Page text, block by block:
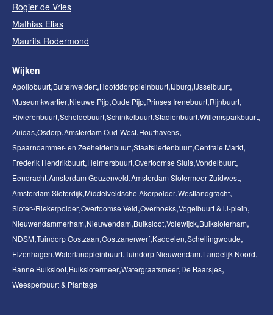
Rogier de Vries
Mathias Elias
Maurits Rodermond
Wijken
Apollobuurt Buitenveldert Hoofddorppleinbuurt IJburg IJsselbuurt
Museumkwartier Nieuwe Pijp Oude Pijp Prinses Irenebuurt Rijnbuurt
Rivierenbuurt Scheldebuurt Schinkelbuurt Stadionbuurt Willemsparkbuurt
Zuidas Osdorp Amsterdam Oud-West Houthavens
Spaarndammer- en Zeeheldenbuurt Staatsliedenbuurt Centrale Markt
Frederik Hendrikbuurt Helmersbuurt Overtoomse Sluis Vondelbuurt
Eendracht Amsterdam Geuzenveld Amsterdam Slotermeer-Zuidwest
Amsterdam Sloterdijk Middelveldsche Akerpolder Westlandgracht
Sloter-/Riekerpolder Overtoomse Veld Overhoeks Vogelbuurt & IJ-plein
Nieuwendammerham Nieuwendam Buiksloot Volewijck Buiksloterham
NDSM Tuindorp Oostzaan Oostzanerwerf Kadoelen Schellingwoude
Elzenhagen Waterlandpleinbuurt Tuindorp Nieuwendam Landelijk Noord
Banne Buiksloot Buikslotermeer Watergraafsmeer De Baarsjes
Weesperbuurt & Plantage